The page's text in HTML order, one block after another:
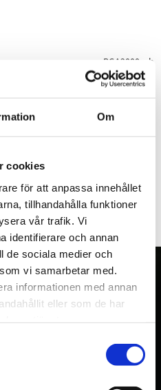
Om
cookies
för att anpassa innehållet
tillhandahålla funktioner
vår trafik. Vi
identifierare och annan
de sociala medier och
vi samarbetar med.
informationen med annan
eller som de har
BGA2000exh